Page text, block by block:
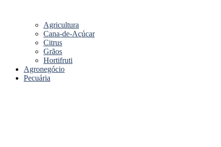
Agricultura
Cana-de-Açúcar
Citrus
Grãos
Hortifruti
Agronegócio
Pecuária